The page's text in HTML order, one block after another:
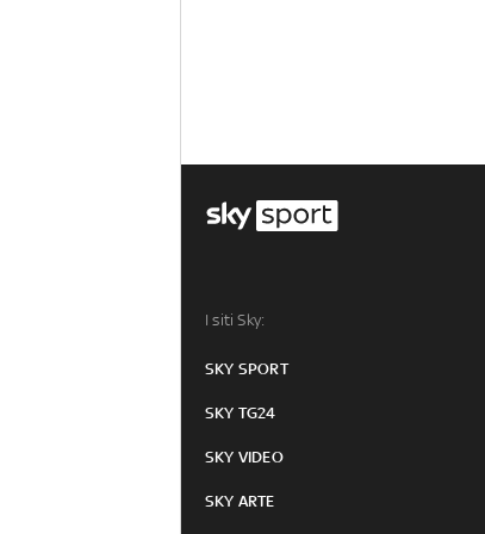
I siti Sky:
SKY SPORT
SKY TG24
SKY VIDEO
SKY ARTE